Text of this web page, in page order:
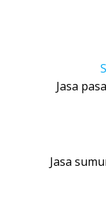
Jasa
Jasa